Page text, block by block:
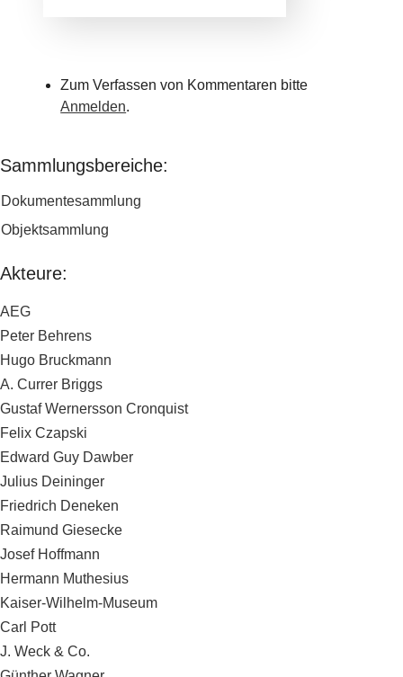
Zum Verfassen von Kommentaren bitte
Anmelden.
Sammlungsbereiche:
Dokumentesammlung
Objektsammlung
Akteure:
AEG
Peter Behrens
Hugo Bruckmann
A. Currer Briggs
Gustaf Wernersson Cronquist
Felix Czapski
Edward Guy Dawber
Julius Deininger
Friedrich Deneken
Raimund Giesecke
Josef Hoffmann
Hermann Muthesius
Kaiser-Wilhelm-Museum
Carl Pott
J. Weck & Co.